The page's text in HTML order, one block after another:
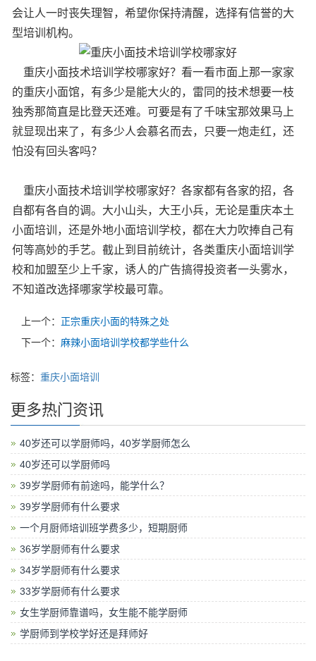
会让人一时丧失理智，希望你保持清醒，选择有信誉的大
型培训机构。
重庆小面技术培训学校哪家好？看一看市面上那一家家
的重庆小面馆，有多少是能大火的，雷同的技术想要一枝
独秀那简直是比登天还难。可要是有了千味宝那效果马上
就显现出来了，有多少人会慕名而去，只要一炮走红，还
怕没有回头客吗？
重庆小面技术培训学校哪家好？各家都有各家的招，各
自都有各自的调。大小山头，大王小兵，无论是重庆本土
小面培训，还是外地小面培训学校，都在大力吹捧自己有
何等高妙的手艺。截止到目前统计，各类重庆小面培训学
校和加盟至少上千家，诱人的广告搞得投资者一头雾水，
不知道改选择哪家学校最可靠。
上一个： 正宗重庆小面的特殊之处
下一个： 麻辣小面培训学校都学些什么
标签： 重庆小面培训
更多热门资讯
40岁还可以学厨师吗，40岁学厨师怎么
40岁还可以学厨师吗
39岁学厨师有前途吗，能学什么？
39岁学厨师有什么要求
一个月厨师培训班学费多少，短期厨师
36岁学厨师有什么要求
34岁学厨师有什么要求
33岁学厨师有什么要求
女生学厨师靠谱吗，女生能不能学厨师
学厨师到学校学好还是拜师好